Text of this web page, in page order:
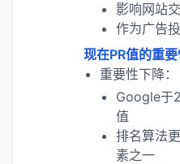
影响网站
作为广告
现在PR值的重要
重要性下降：
Google于
值
排名算法
素之一